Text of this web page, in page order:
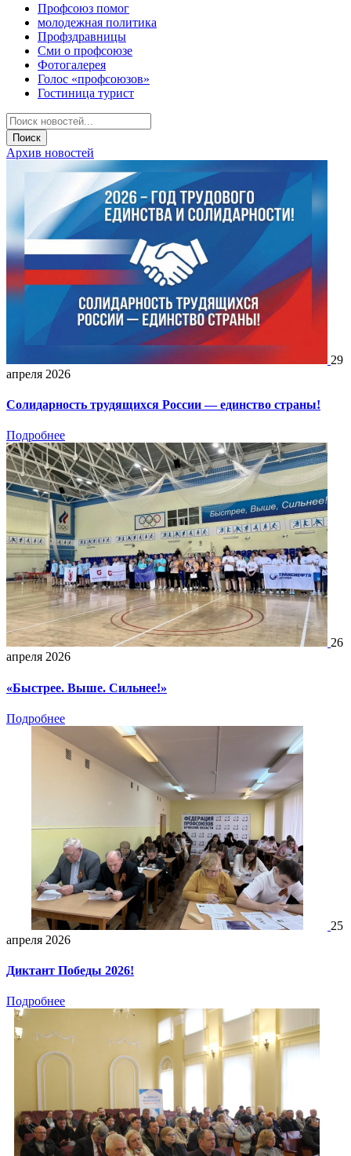
Профсоюз помог
молодежная политика
Профздравницы
Сми о профсоюзе
Фотогалерея
Голос «профсоюзов»
Гостиница турист
Поиск
Архив новостей
29
апреля 2026
Солидарность трудящихся России — единство страны!
Подробнее
26
апреля 2026
«Быстрее. Выше. Сильнее!»
Подробнее
25
апреля 2026
Диктант Победы 2026!
Подробнее